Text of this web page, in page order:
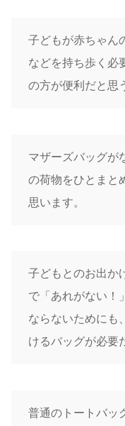
子どもが赤ちゃん
などを持ち歩く必
の方が便利だと思
マザーズバッグが
の荷物をひとまと
思います。
子どもとのお出か
で「あれがない！
ならないためにも
けるバッグが必要
普通のトートバッ